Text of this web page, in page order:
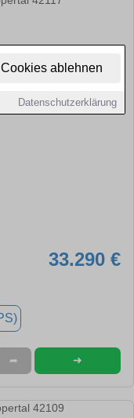
ablehnen
Datenschutzerklärung
33.290 €
➦ ➜